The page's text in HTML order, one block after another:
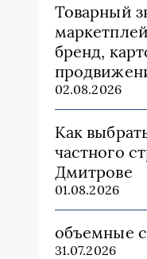
Товарный
бренд,
02.08.2026
Как
частного
Дмитрове
01.08.2026
объемные
31.07.2026